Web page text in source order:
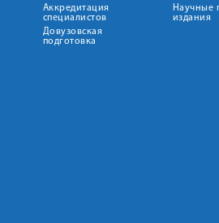
Аккредитация
специалистов
Довузовская
подготовка
Научные
издания